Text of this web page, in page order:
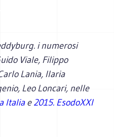
i numerosi
Viale, Filippo
Lania, Ilaria
Leo Loncari, nelle
Italiae2015. EsodoXXI